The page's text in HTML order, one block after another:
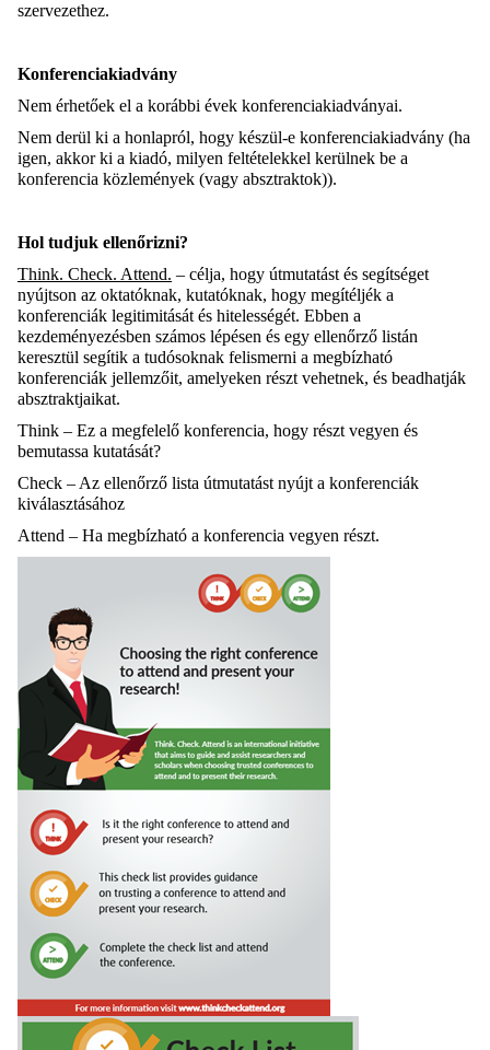
szervezethez.
Konferenciakiadvány
Nem érhetőek el a korábbi évek konferenciakiadványai.
Nem derül ki a honlapról, hogy készül-e konferenciakiadvány (ha
igen, akkor ki a kiadó, milyen feltételekkel kerülnek be a
konferencia közlemények (vagy absztraktok)).
Hol tudjuk ellenőrizni?
Think. Check. Attend. – célja, hogy útmutatást és segítséget
nyújtson az oktatóknak, kutatóknak, hogy megítéljék a
konferenciák legitimitását és hitelességét. Ebben a
kezdeményezésben számos lépésen és egy ellenőrző listán
keresztül segítik a tudósoknak felismerni a megbízható
konferenciák jellemzőit, amelyeken részt vehetnek, és beadhatják
absztraktjaikat.
Think – Ez a megfelelő konferencia, hogy részt vegyen és
bemutassa kutatását?
Check – Az ellenőrző lista útmutatást nyújt a konferenciák
kiválasztásához
Attend – Ha megbízható a konferencia vegyen részt.